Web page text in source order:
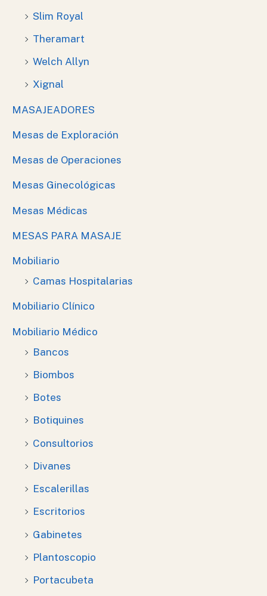
Slim Royal
Theramart
Welch Allyn
Xignal
MASAJEADORES
Mesas de Exploración
Mesas de Operaciones
Mesas Ginecológicas
Mesas Médicas
MESAS PARA MASAJE
Mobiliario
Camas Hospitalarias
Mobiliario Clínico
Mobiliario Médico
Bancos
Biombos
Botes
Botiquines
Consultorios
Divanes
Escalerillas
Escritorios
Gabinetes
Plantoscopio
Portacubeta